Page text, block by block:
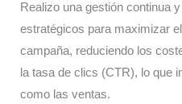
Realizo una gestión continua
estratégicos para maximizar
campaña, reduciendo los
la tasa de clics (CTR), lo que
como las ventas.​